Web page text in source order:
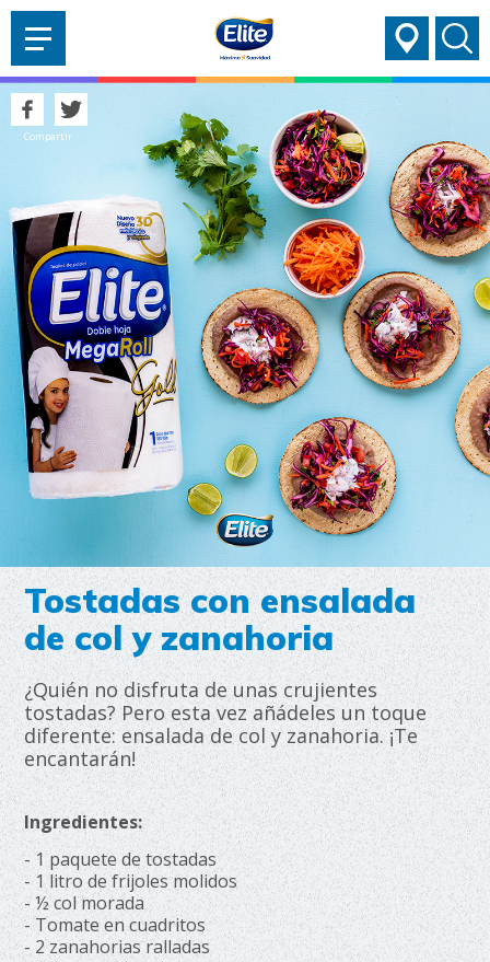
Tostadas con ensalada
de col y zanahoria
¿Quién no disfruta de unas crujientes
tostadas? Pero esta vez añádeles un toque
diferente: ensalada de col y zanahoria. ¡Te
encantarán!
Compartir
Ingredientes:
- 1 paquete de tostadas
- 1 litro de frijoles molidos
- ½ col morada
- Tomate en cuadritos
- 2 zanahorias ralladas